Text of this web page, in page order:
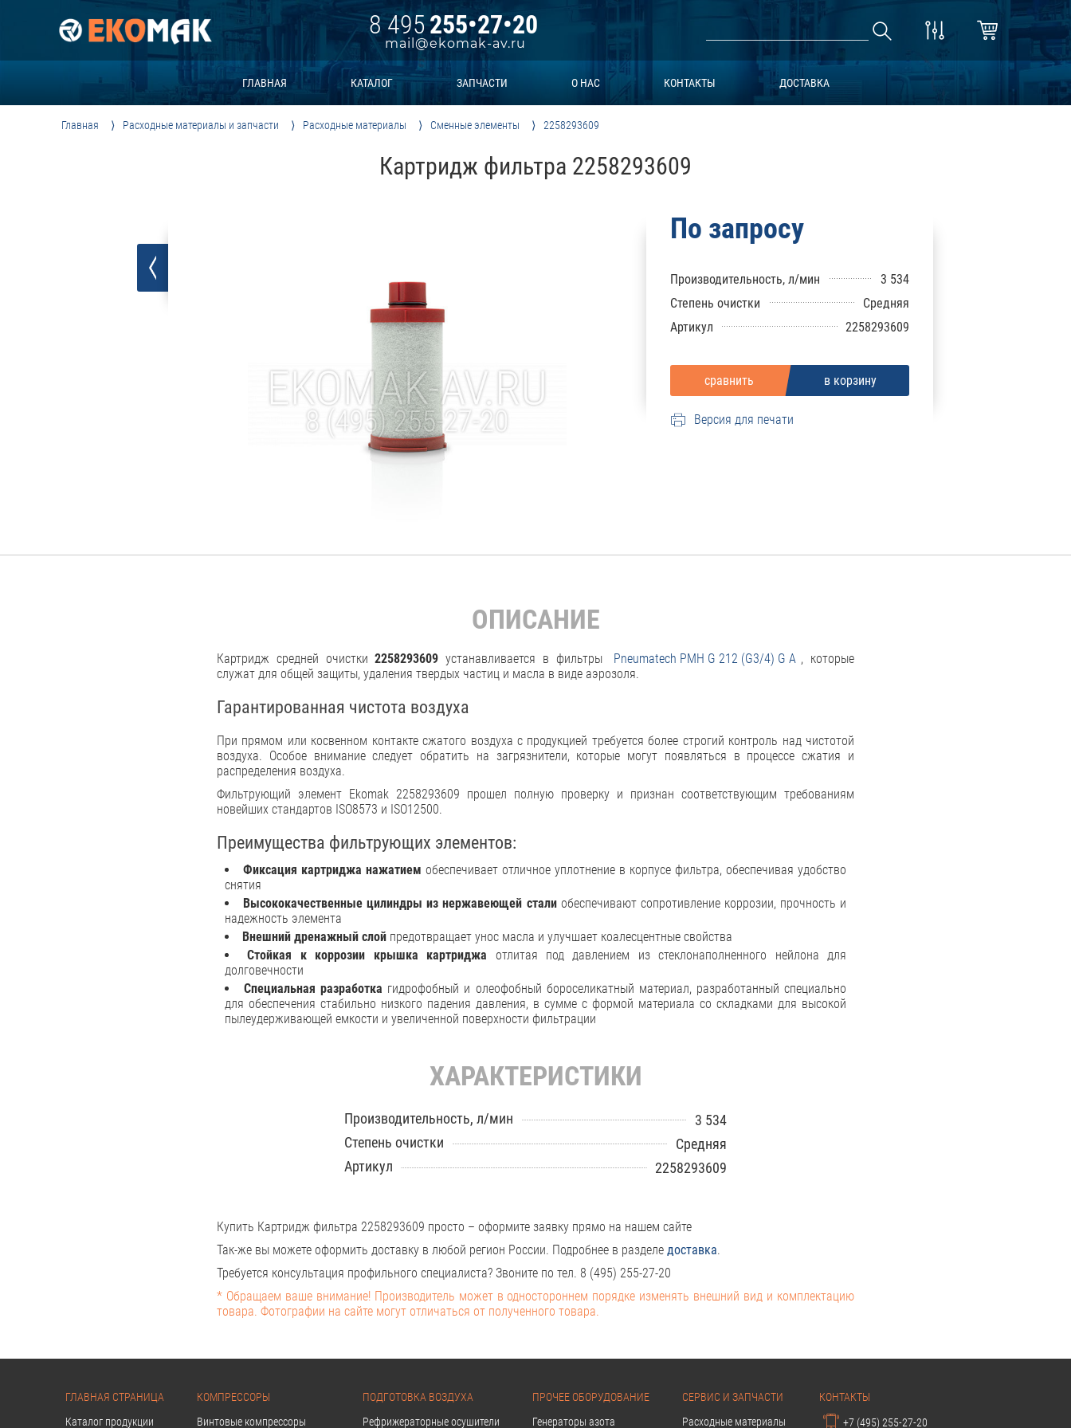
8 495255•27•20
mail@ekomak-av.ru
ГЛАВНАЯ КАТАЛОГ ЗАПЧАСТИ О НАС КОНТАКТЫ ДОСТАВКА
Главная Расходные материалы и запчасти Расходные материалы Сменные элементы 2258293609
Картридж фильтра 2258293609
По запросу
Производительность, л/мин
3 534
Степень очистки
Средняя
Артикул
2258293609
Версия для печати
ОПИСАНИЕ
Картридж средней очистки2258293609 устанавливается в фильтры Pneumatech PMH G 212 (G3/4) G A , которые
служат для общей защиты, удаления твердых частиц и масла в виде аэрозоля.
Гарантированная чистота воздуха
При прямом или косвенном контакте сжатого воздуха с продукцией требуется более строгий контроль над чистотой
воздуха. Особое внимание следует обратить на загрязнители, которые могут появляться в процессе сжатия и
распределения воздуха.
Фильтрующий элемент Ekomak 2258293609 прошел полную проверку и признан соответствующим требованиям
новейших стандартов ISO8573 и ISO12500.
Преимущества фильтрующих элементов:
Фиксация картриджа нажатием обеспечивает отличное уплотнение в корпусе фильтра, обеспечивая удобство
снятия
Высококачественные цилиндры из нержавеющей сталиобеспечивают сопротивление коррозии, прочность и
надежность элемента
Внешний дренажный слой предотвращает унос масла и улучшает коалесцентные свойства
Стойкая к коррозии крышка картриджа отлитая под давлением из стеклонаполненного нейлона для
долговечности
Специальная разработка гидрофобный и олеофобный бороселикатный материал, разработанный специально
для обеспечения стабильно низкого падения давления, в сумме с формой материала со складками для высокой
пылеудерживающей емкости и увеличенной поверхности фильтрации
ХАРАКТЕРИСТИКИ
Производительность, л/мин
3 534
Степень очистки
Средняя
Артикул
2258293609
Купить Картридж фильтра 2258293609 просто – оформите заявку прямо на нашем сайте
Так-же вы можете оформить доставку в любой регион России. Подробнее в разделе доставка.
Требуется консультация профильного специалиста? Звоните по тел. 8 (495) 255-27-20
* Обращаем ваше внимание! Производитель может в одностороннем порядке изменять внешний вид и комплектацию
товара. Фотографии на сайте могут отличаться от полученного товара.
ГЛАВНАЯ СТРАНИЦА
Каталог продукции
КОМПРЕССОРЫ
Винтовые компрессоры
ПОДГОТОВКА ВОЗДУХА
Рефрижераторные осушители
ПРОЧЕЕ ОБОРУДОВАНИЕ
Генераторы азота
СЕРВИС И ЗАПЧАСТИ
Расходные материалы
КОНТАКТЫ
+7 (495) 255-27-20